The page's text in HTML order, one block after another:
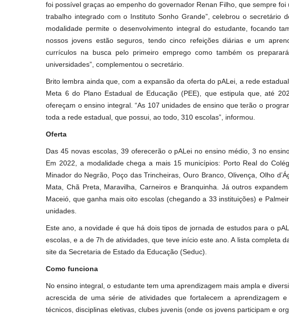
foi possível graças ao empenho do governador Renan Filho, que sempre
trabalho integrado com o Instituto Sonho Grande”, celebrou o secretário
modalidade permite o desenvolvimento integral do estudante, focando
nossos jovens estão seguros, tendo cinco refeições diárias e um
currículos na busca pelo primeiro emprego como também os
universidades”, complementou o secretário.
Brito lembra ainda que, com a expansão da oferta do pALei, a rede
Meta 6 do Plano Estadual de Educação (PEE), que estipula que, até
ofereçam o ensino integral. “As 107 unidades de ensino que terão o
toda a rede estadual, que possui, ao todo, 310 escolas”, informou.
Oferta
Das 45 novas escolas, 39 oferecerão o pALei no ensino médio, 3 no
Em 2022, a modalidade chega a mais 15 municípios: Porto Real do
Minador do Negrão, Poço das Trincheiras, Ouro Branco, Olivença, Olho
Mata, Chã Preta, Maravilha, Carneiros e Branquinha. Já outros
Maceió, que ganha mais oito escolas (chegando a 33 instituições) e
unidades.
Este ano, a novidade é que há dois tipos de jornada de estudos para o
escolas, e a de 7h de atividades, que teve início este ano. A lista completa
site da Secretaria de Estado da Educação (Seduc).
Como funciona
No ensino integral, o estudante tem uma aprendizagem mais ampla e
acrescida de uma série de atividades que fortalecem a aprendizagem
técnicos, disciplinas eletivas, clubes juvenis (onde os jovens participam e